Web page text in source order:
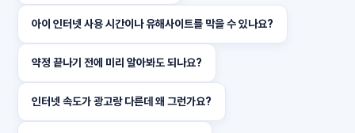
아이 인터넷 사용 시간이나 유해사이트를 막을 수 있나요?
약정 끝나기 전에 미리 알아봐도 되나요?
인터넷 속도가 광고랑 다른데 왜 그런가요?